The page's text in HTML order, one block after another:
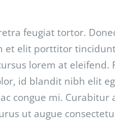
feugiat tortor.
et elit porttitor
lorem at eleifend.
id blandit nibh elit
congue mi. Curabitur
ut augue